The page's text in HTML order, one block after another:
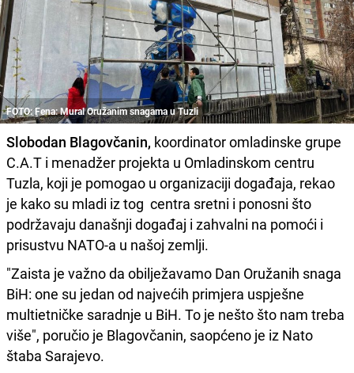
FOTO: Fena: Mural Oružanim snagama u Tuzli
Slobodan Blagovčanin, koordinator omladinske grupe
C.A.T i menadžer projekta u Omladinskom centru
Tuzla, koji je pomogao u organizaciji događaja, rekao
je kako su mladi iz tog centra sretni i ponosni što
podržavaju današnji događaj i zahvalni na pomoći i
prisustvu NATO-a u našoj zemlji.
"Zaista je važno da obilježavamo Dan Oružanih snaga
BiH: one su jedan od najvećih primjera uspješne
multietničke saradnje u BiH. To je nešto što nam treba
više", poručio je Blagovčanin, saopćeno je iz Nato
štaba Sarajevo.